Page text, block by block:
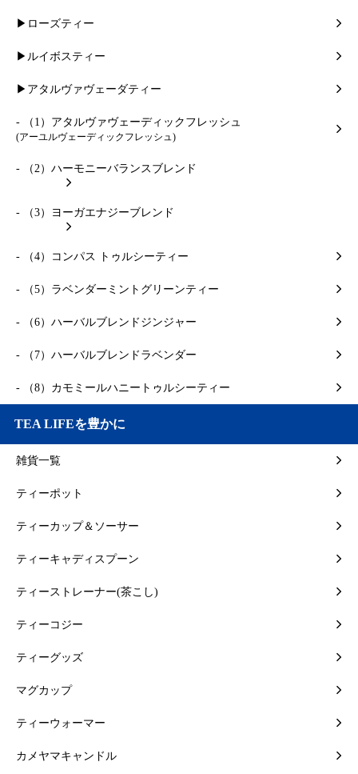
▶ローズティー
▶ルイボスティー
▶アタルヴァヴェーダティー
- （1）アタルヴァヴェーディックフレッシュ
(アーユルヴェーディックフレッシュ)
- （2）ハーモニーバランスブレンド
- （3）ヨーガエナジーブレンド
- （4）コンパス トゥルシーティー
- （5）ラベンダーミントグリーンティー
- （6）ハーバルブレンドジンジャー
- （7）ハーバルブレンドラベンダー
- （8）カモミールハニートゥルシーティー
TEA LIFEを豊かに
雑貨一覧
ティーポット
ティーカップ＆ソーサー
ティーキャディスプーン
ティーストレーナー(茶こし)
ティーコジー
ティーグッズ
マグカップ
ティーウォーマー
カメヤマキャンドル